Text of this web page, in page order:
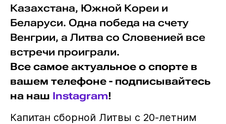
Казахстана, Южной Кореи и
Беларуси. Одна победа на счету
Венгрии, а Литва со Словенией все
встречи проиграли.
Все самое актуальное о спорте в
вашем телефоне - подписывайтесь
на наш Instagram!
Капитан сборной Литвы с 20-летним